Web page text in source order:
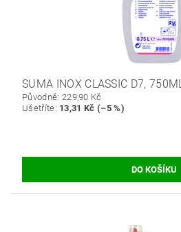
SUMA INOX CLASSIC D7, 750ML
Původně: 229,90 Kč
Ušetříte: 13,31 Kč (–5 %)